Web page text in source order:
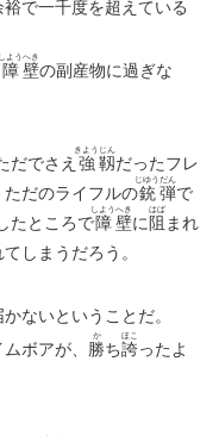
裕で一千度を超 えている
障
しよう
壁
へき
の副産物に過ぎな
だでさえ 強
きよう
靱
じん
だったフレ
ただのライフルの銃
じゆう
弾
だん
で
たところで障
しよう
壁
へき
に 阻
はば
まれ
しまうだろう。
ないということだ。
ボアが、
勝
か
ち誇
ほこ
ったよ